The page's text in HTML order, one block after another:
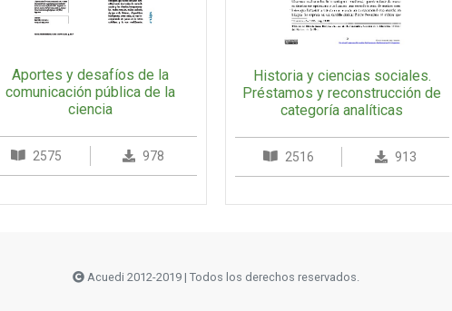
Aportes y desafíos de la
comunicación pública de la
ciencia
2575 978
Historia y ciencias sociales.
Préstamos y reconstrucción de
categoría analíticas
2516 913
Acuedi 2012-2019 | Todos los derechos reservados.